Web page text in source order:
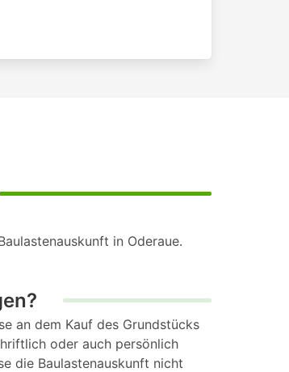
in Oderaue.
an dem Kauf des Grundstücks
oder auch persönlich
die Baulastenauskunft nicht